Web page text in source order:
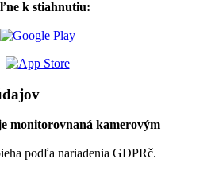
k stiahnutiu:
monitorovnaná kamerovým
podľa nariadenia GDPRč.